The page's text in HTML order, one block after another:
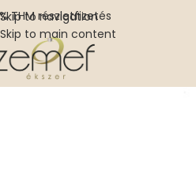
Skip to navigation
Skip to main content
THM részletfizetés